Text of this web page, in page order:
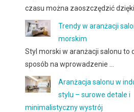
czasu można zaoszczędzić dzięki
Trendy w aranżacji
morskim
Styl morski w aranżacji salonu to
sposób na wprowadzenie …
Aranżacja salonu w
stylu – surowe detale i
minimalistyczny wystrój